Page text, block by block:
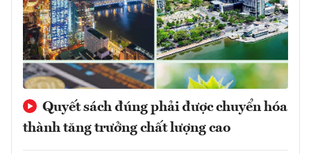
Quyết sách đúng phải được chuyển hóa
thành tăng trưởng chất lượng cao